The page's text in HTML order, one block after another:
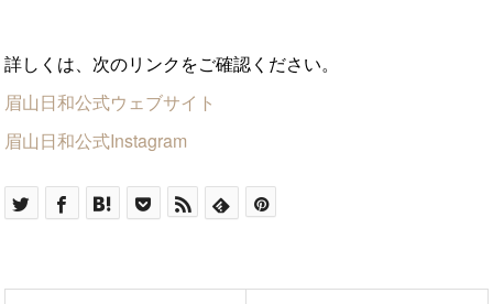
詳しくは、次のリンクをご確認ください。
眉山日和公式ウェブサイト
眉山日和公式Instagram